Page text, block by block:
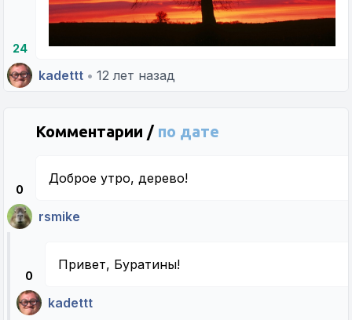
24
kadettt • 12 лет назад
Комментарии / по дате
0
Доброе утро, дерево!
rsmike
0
Привет, Буратины!
kadettt